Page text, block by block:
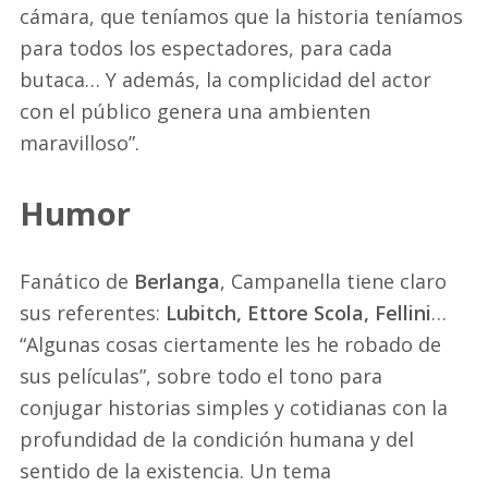
cámara, que teníamos que la historia teníamos
para todos los espectadores, para cada
butaca… Y además, la complicidad del actor
con el público genera una ambienten
maravilloso”.
Humor
Fanático de Berlanga, Campanella tiene claro
sus referentes: Lubitch, Ettore Scola, Fellini…
“Algunas cosas ciertamente les he robado de
sus películas”, sobre todo el tono para
conjugar historias simples y cotidianas con la
profundidad de la condición humana y del
sentido de la existencia. Un tema